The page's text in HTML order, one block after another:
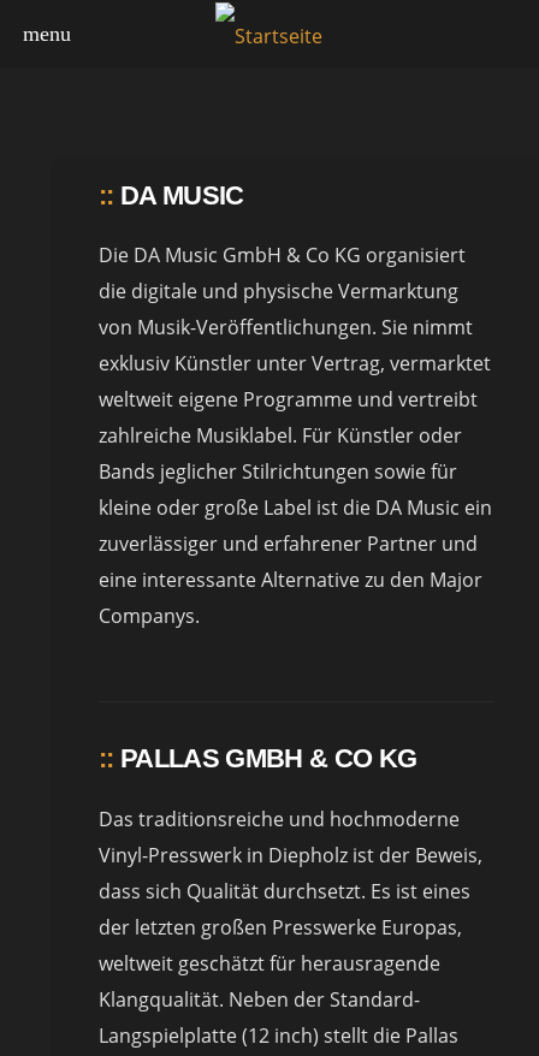
menu
:: DA MUSIC
Die DA Music GmbH & Co KG organisiert
die digitale und physische Vermarktung
von Musik-Veröffentlichungen. Sie nimmt
exklusiv Künstler unter Vertrag, vermarktet
weltweit eigene Programme und vertreibt
zahlreiche Musiklabel. Für Künstler oder
Bands jeglicher Stilrichtungen sowie für
kleine oder große Label ist die DA Music ein
zuverlässiger und erfahrener Partner und
eine interessante Alternative zu den Major
Companys.
:: PALLAS GMBH & CO KG
Das traditionsreiche und hochmoderne
Vinyl-Presswerk in Diepholz ist der Beweis,
dass sich Qualität durchsetzt. Es ist eines
der letzten großen Presswerke Europas,
weltweit geschätzt für herausragende
Klangqualität. Neben der Standard-
Langspielplatte (12 inch) stellt die Pallas